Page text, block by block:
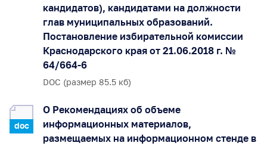
кандидатов), кандидатами на должности
глав муниципальных образований.
Постановление избирательной комиссии
Краснодарского края от 21.06.2018 г. №
64/664-6
DOC (размер 85.5 кб)
doc
О Рекомендациях об объеме
информационных материалов,
размещаемых на информационном стенде в